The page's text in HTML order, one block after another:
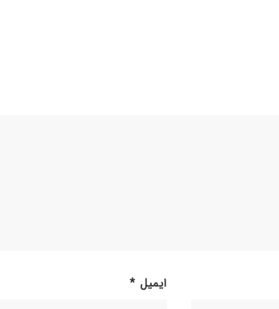
ایمیل *